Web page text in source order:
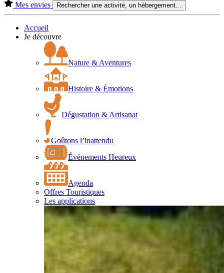
Mes envies Rechercher une activité, un hébergement…
Accueil
Je découvre
Nature & Aventures
Histoire & Émotions
Dégustation & Artisanat
Goûtons l’inattendu
Événements Heureux
Agenda
Offres Touristiques
Les applications